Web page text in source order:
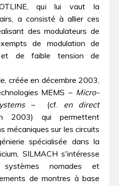
qui lui vaut la
a consisté à allier ces
des modulateurs de
de modulation de
et de faible tension de
créée en décembre 2003,
MEMS − Micro-
− (cf. en direct
2003) qui permettent
mécaniques sur les circuits
spécialisée dans la
SILMACH s'intéresse
nomades et
de montres à base